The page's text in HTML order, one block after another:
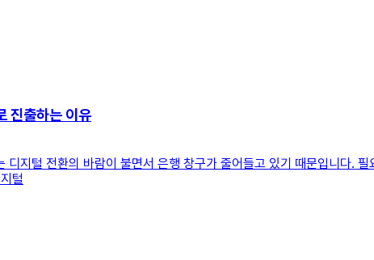
진출하는 이유
디지털 전환의 바람이 불면서 은행 창구가 줄어들고 있기 때문입니다.
털